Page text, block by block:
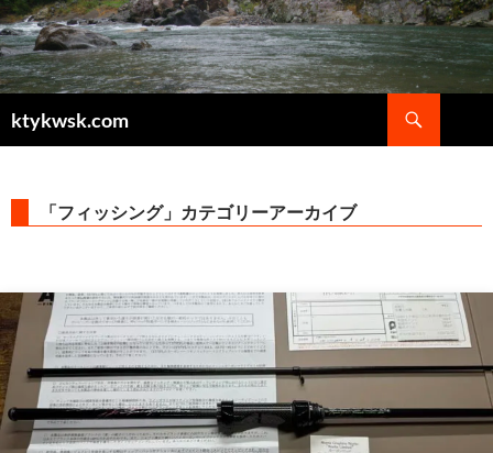
ktykwsk.com
索
ツ
キ
ッ
プ
「フィッシング」カテゴリーアーカイブ